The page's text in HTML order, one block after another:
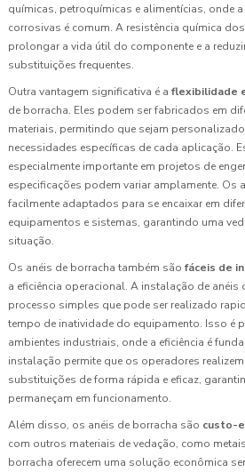
químicas, petroquímicas e alimentícias, onde
corrosivas é comum. A resistência química
prolongar a vida útil do componente e a
substituições frequentes.
Outra vantagem significativa é a flexibilidade
de borracha. Eles podem ser fabricados em
materiais, permitindo que sejam
necessidades específicas de cada aplicação.
especialmente importante em projetos de
especificações podem variar amplamente. Os
facilmente adaptados para se encaixar em
equipamentos e sistemas, garantindo uma
situação.
Os anéis de borracha também são fáceis de
a eficiência operacional. A instalação de anéis
processo simples que pode ser realizado
tempo de inatividade do equipamento. Isso é
ambientes industriais, onde a eficiência é
instalação permite que os operadores
substituições de forma rápida e eficaz,
permaneçam em funcionamento.
Além disso, os anéis de borracha são custo-
com outros materiais de vedação, como
borracha oferecem uma solução econômica